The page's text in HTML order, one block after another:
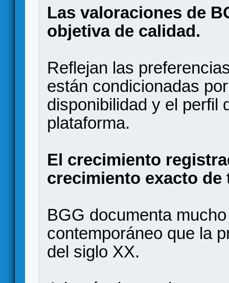
Las valoraciones de
objetiva de calidad.
Reflejan las
están condicionadas
disponibilidad y el perfil
plataforma.
El crecimiento
crecimiento exacto
BGG documenta
contemporáneo que la
del siglo XX.